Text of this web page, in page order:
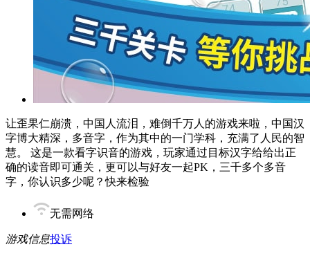
让歪果仁崩溃，中国人流泪，难倒千万人的游戏来啦，中国汉
字博大精深，多音字，作为其中的一门学科，充满了人民的智
慧。 这是一款看字识音的游戏，玩家通过目标汉字给给出正
确的读音即可通关，更可以与好友一起PK，三千多个多音
字，你认识多少呢？快来检验
无需网络
游戏信息投诉